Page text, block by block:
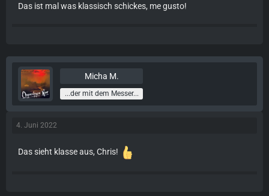
Das ist mal was klassisch schickes, me gusto!
Micha M.
...der mit dem Messer...
4. Juni 2022
Das sieht klasse aus, Chris!